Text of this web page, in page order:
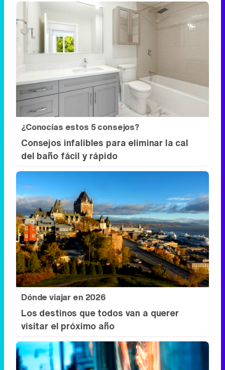
¿Conocías estos 5 consejos?
Consejos infalibles para eliminar la cal
del baño fácil y rápido
Dónde viajar en 2026
Los destinos que todos van a querer
visitar el próximo año